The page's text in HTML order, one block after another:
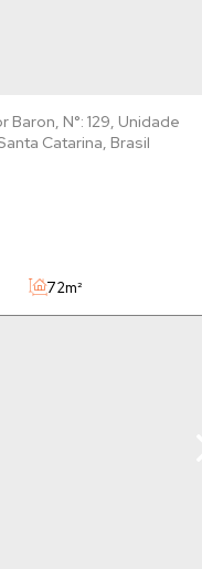
Baron, N°: 129, Unidade
Catarina, Brasil
72m²